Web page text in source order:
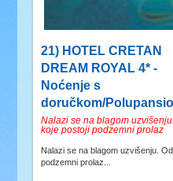
21) HOTEL CRETAN
DREAM ROYAL 4* -
Noćenje s
doručkom/
Nalazi se na blagom
koje postoji podzemni prolaz
Nalazi se na blagom uzvišenju.
podzemni prolaz...